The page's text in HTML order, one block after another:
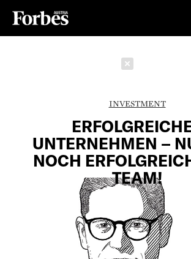
INVESTMENT
UNTERNEHMEN –
NOCH
TEAM!